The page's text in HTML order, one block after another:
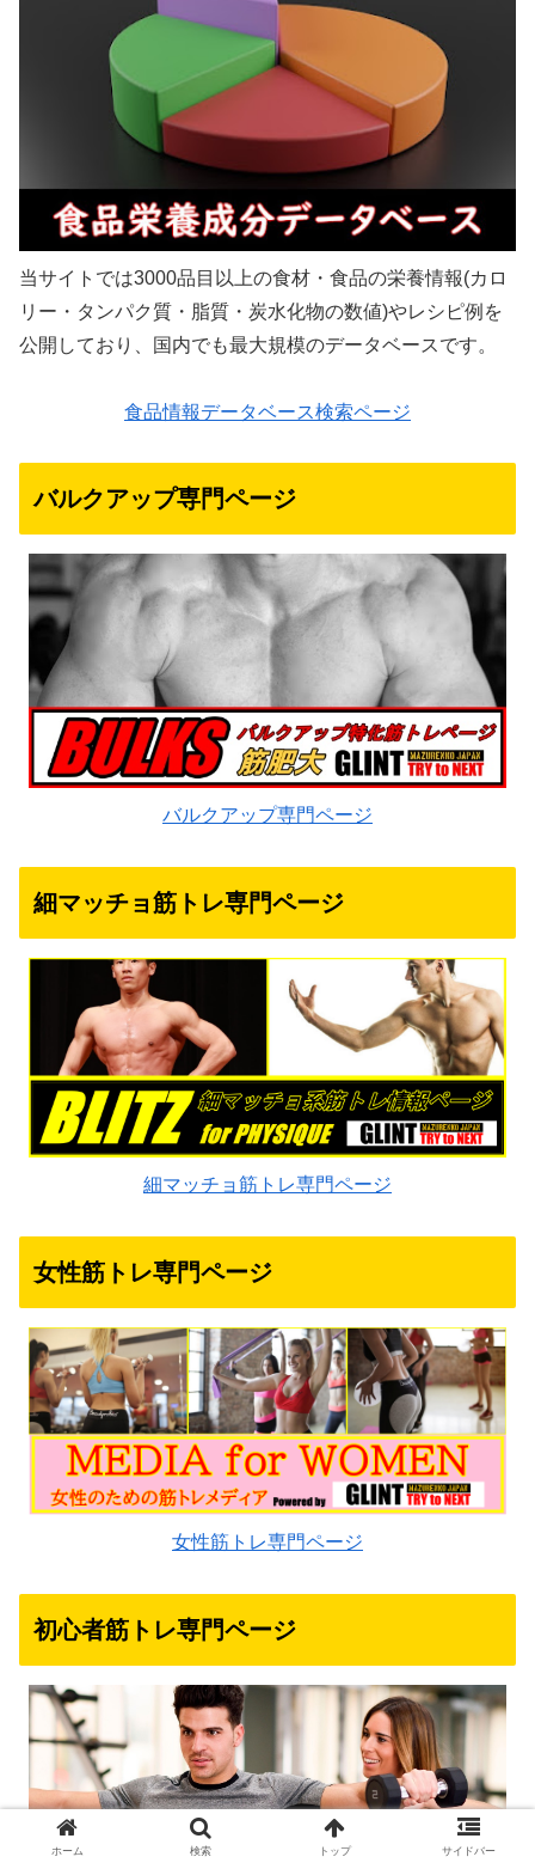
当サイトでは3000品目以上の食材・食品の栄養情報(カロ
リー・タンパク質・脂質・炭水化物の数値)やレシピ例を
公開しており、国内でも最大規模のデータベースです。
食品情報データベース検索ページ
バルクアップ専門ページ
バルクアップ専門ページ
細マッチョ筋トレ専門ページ
細マッチョ筋トレ専門ページ
女性筋トレ専門ページ
女性筋トレ専門ページ
初心者筋トレ専門ページ
ホーム 検索 トップ サイドバー